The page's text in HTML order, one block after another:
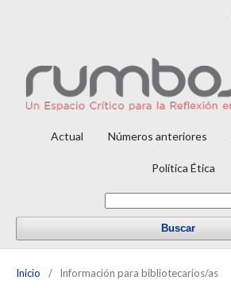
Actual Números anteriores
Política Ética
Buscar
Inicio / Información para bibliotecarios/as